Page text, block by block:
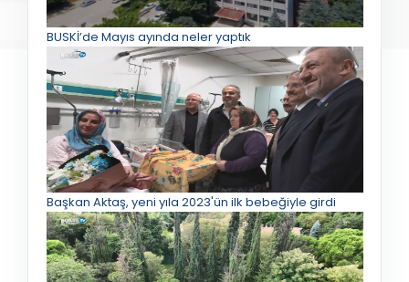
BUSKİ’de Mayıs ayında neler yaptık
Başkan Aktaş, yeni yıla 2023'ün ilk bebeğiyle girdi